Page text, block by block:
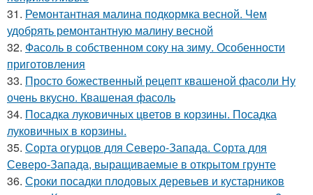
31. Ремонтантная малина подкормка весной. Чем
удобрять ремонтантную малину весной
32. Фасоль в собственном соку на зиму. Особенности
приготовления
33. Просто божественный рецепт квашеной фасоли Ну
очень вкусно. Квашеная фасоль
34. Посадка луковичных цветов в корзины. Посадка
луковичных в корзины.
35. Сорта огурцов для Северо-Запада. Сорта для
Северо-Запада, выращиваемые в открытом грунте
36. Сроки посадки плодовых деревьев и кустарников